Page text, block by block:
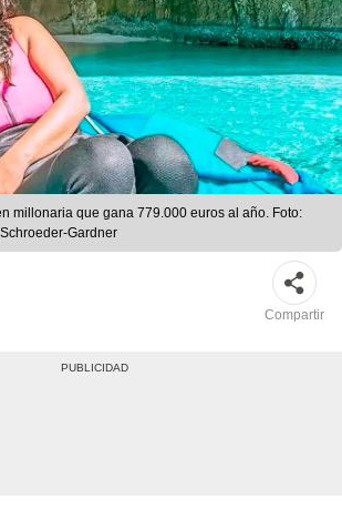
millonaria que gana 779.000 euros al año. Foto:
Gardner
Compartir